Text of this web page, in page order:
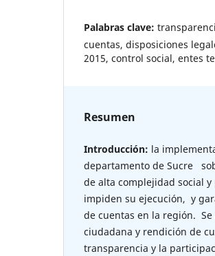
Palabras clave:
cuentas, disposiciones
2015, control social, entes
Resumen
Introducción: la
departamento de Sucre
de alta complejidad social
impiden su ejecución, y
de cuentas en la región.
ciudadana y rendición de
transparencia y la